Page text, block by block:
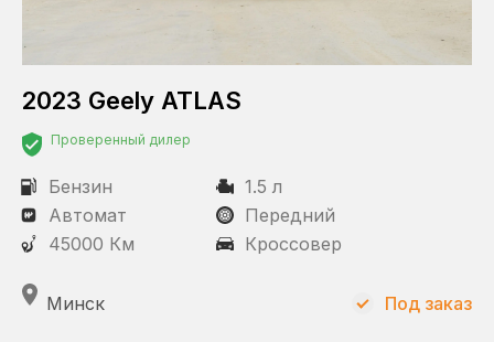
2023 Geely ATLAS
Проверенный дилер
Бензин
1.5 л
Автомат
Передний
45000 Км
Кроссовер
Минск Под заказ